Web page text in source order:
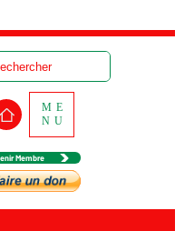
Membre
ME
NU